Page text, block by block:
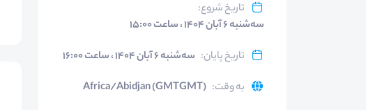
تاریخ شروع:
سه‌شنبه ۶ آبان ۱۴۰۴ ، ساعت ۱۵:۰۰
تاریخ پایان: سه‌شنبه ۶ آبان ۱۴۰۴ ، ساعت ۱۶:۰۰
به وقت:
Africa/Abidjan (GMTGMT)